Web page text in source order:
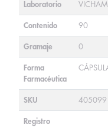
Laboratorio VICHAM
Contenido 90
Gramaje 0
Forma
Farmacéutica
SKU 405099
Registro